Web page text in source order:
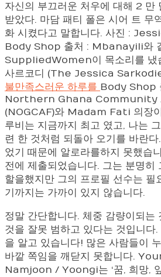
자신의 부끄러운 처우에 대해 2 만
받았다. 마담 패티 폴은 시어 트 무
화 시켰다고 말합니다. 사진 :
Body Shop 출처 : Mbanayili와
SuppliedWomen이 목소리를 냈
사르코디 (The Jessica
불만족스러운 하루를 Body Shop
Northern Ghana Community
(NOGCAF)와 Madam Fati 의장
루비는 지금까지 최고 였고, 나는
련 한 것처럼 되돌아 오기를 바란다
었기 때문에 알로라를하지 못했습
전에 제출되었습니다. 그는 분명히
할을했지만 그의 프로필 선수는 필
기까지는 가까이 있지 않습니다.
정말 간단합니다. 체중 감량이되는
것을 잘못 범하고 있다는 것입니다
을 알고 있습니다! 많은 사람들이
바깥 쪽임을 깨닫지 못합니다.
Namjoon / Yoongi는 ‘꿈, 희망,